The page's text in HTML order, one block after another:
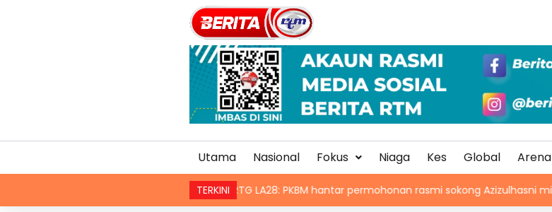
Utama Nasional Fokus Niaga Kes Global Arena
TERKINI
RTG LA28: PKBM hantar permohonan rasmi sokong Azizulhasni minggu depan